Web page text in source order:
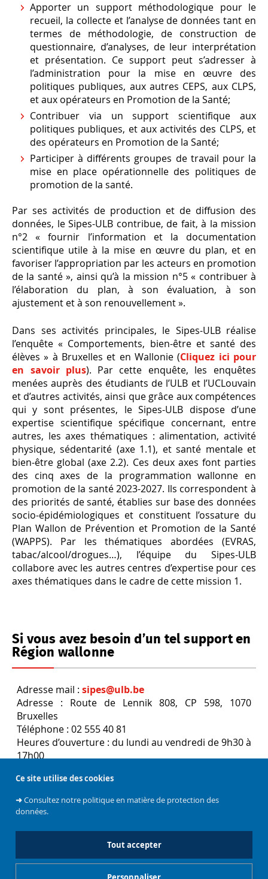
Ce site utilise des cookies
➜Consultez notre politique en matière de protection des
données.
Tout accepter
Apporter un support méthodologique pour le
recueil, la collecte et l’analyse de données tant en
termes de méthodologie, de construction de
questionnaire, d’analyses, de leur interprétation
et présentation. Ce support peut s’adresser à
l’administration pour la mise en œuvre des
politiques publiques, aux autres CEPS, aux CLPS,
et aux opérateurs en Promotion de la Santé;
Contribuer via un support scientifique aux
politiques publiques, et aux activités des CLPS, et
des opérateurs en Promotion de la Santé;
Participer à différents groupes de travail pour la
mise en place opérationnelle des politiques de
promotion de la santé.
Par ses activités de production et de diffusion des
données, le Sipes-ULB contribue, de fait, à la mission
n°2 « fournir l’information et la documentation
scientifique utile à la mise en œuvre du plan, et en
favoriser l’appropriation par les acteurs en promotion
de la santé », ainsi qu’à la mission n°5 « contribuer à
l’élaboration du plan, à son évaluation, à son
ajustement et à son renouvellement ».
Dans ses activités principales, le Sipes-ULB réalise
l’enquête « Comportements, bien-être et santé des
élèves » à Bruxelles et en Wallonie (Cliquez ici pour
en savoir plus). Par cette enquête, les enquêtes
menées auprès des étudiants de l’ULB et l’UCLouvain
et d’autres activités, ainsi que grâce aux compétences
qui y sont présentes, le Sipes-ULB dispose d’une
expertise scientifique spécifique concernant, entre
autres, les axes thématiques : alimentation, activité
physique, sédentarité (axe 1.1), et santé mentale et
bien-être global (axe 2.2). Ces deux axes font parties
des cinq axes de la programmation wallonne en
promotion de la santé 2023-2027. Ils correspondent à
des priorités de santé, établies sur base des données
socio-épidémiologiques et constituent l’ossature du
Plan Wallon de Prévention et Promotion de la Santé
(WAPPS). Par les thématiques abordées (EVRAS,
tabac/alcool/drogues…), l’équipe du Sipes-ULB
collabore avec les autres centres d’expertise pour ces
axes thématiques dans le cadre de cette mission 1.
Si vous avez besoin d’un tel support en
Région wallonne
Adresse mail : sipes@ulb.be
Adresse : Route de Lennik 808, CP 598, 1070
Bruxelles
Téléphone : 02 555 40 81
Heures d’ouverture : du lundi au vendredi de 9h30 à
17h00
MIS À JOUR LE 11 JUILLET 2023